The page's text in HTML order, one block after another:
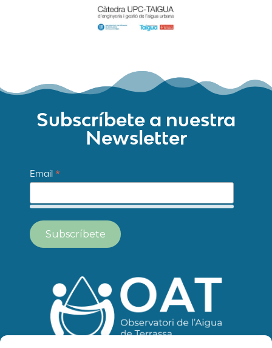
Subscríbete a nuestra
Newsletter
Email *